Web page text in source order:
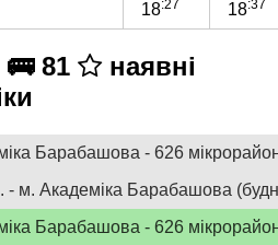
18:27 18:37
81
наявні
Барабашова - 626 мікрорайон
- м. Академіка Барабашова
Барабашова - 626 мікрорайон